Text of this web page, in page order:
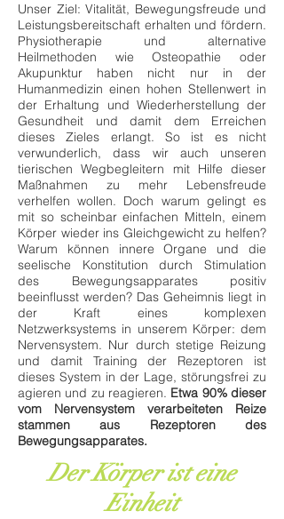
Unser Ziel: Vitalität, Bewegungsfreude und
Leistungsbereitschaft erhalten und fördern.
Physiotherapie und alternative
Heilmethoden wie Osteopathie oder
Akupunktur haben nicht nur in der
Humanmedizin einen hohen Stellenwert in
der Erhaltung und Wiederherstellung der
Gesundheit und damit dem Erreichen
dieses Zieles erlangt. So ist es nicht
verwunderlich, dass wir auch unseren
tierischen Wegbegleitern mit Hilfe dieser
Maßnahmen zu mehr Lebensfreude
verhelfen wollen. Doch warum gelingt es
mit so scheinbar einfachen Mitteln, einem
Körper wieder ins Gleichgewicht zu helfen?
Warum können innere Organe und die
seelische Konstitution durch Stimulation
des Bewegungsapparates positiv
beeinflusst werden? Das Geheimnis liegt in
der Kraft eines komplexen
Netzwerksystems in unserem Körper: dem
Nervensystem. Nur durch stetige Reizung
und damit Training der Rezeptoren ist
dieses System in der Lage, störungsfrei zu
agieren und zu reagieren. Etwa 90% dieser
vom Nervensystem verarbeiteten Reize
stammen aus Rezeptoren des
Bewegungsapparates.
Der Körper ist eine
Einheit